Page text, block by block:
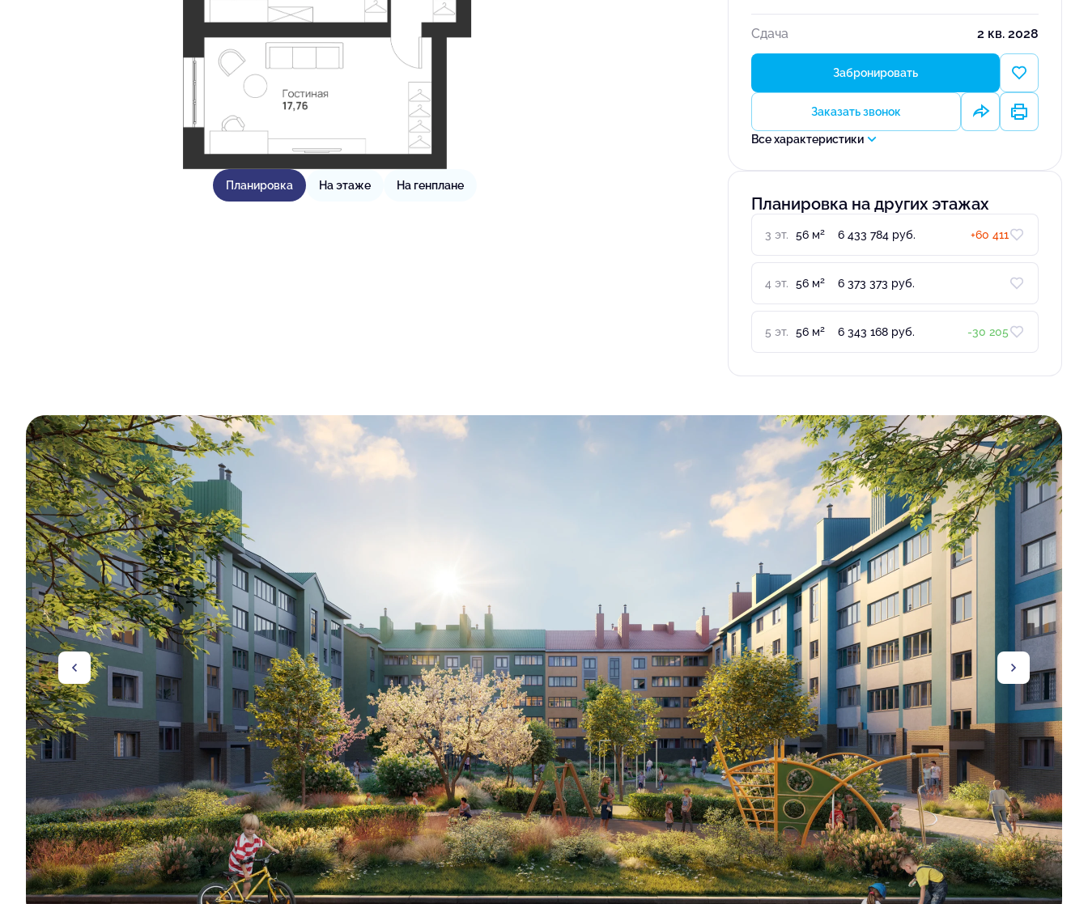
Планировка На этаже На генплане
Сдача 2 кв. 2028
Забронировать
Заказать звонок
Все характеристики
Планировка на других этажах
3 эт. 56 м2 6 433 784 руб. +60 411
4 эт. 56 м2 6 373 373 руб.
5 эт. 56 м2 6 343 168 руб. -30 205